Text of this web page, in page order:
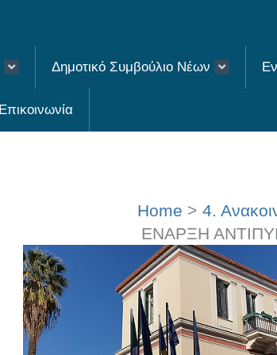
Δημοτικό Συμβούλιο Νέων
Επικοινωνία
Home 4.
ΕΝΑΡΞΗ